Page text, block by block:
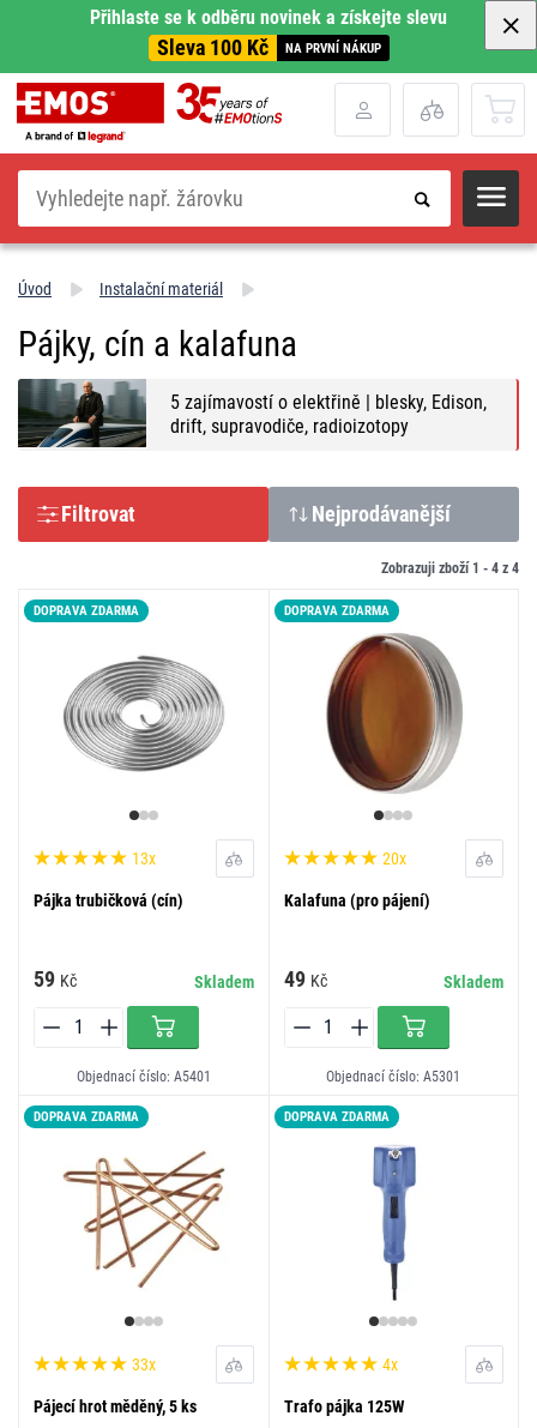
Přihlaste se k odběru novinek a získejte slevu
Sleva 100 Kč NA PRVNÍ NÁKUP
Hledat
Úvod Instalační materiál
Pájky, cín a kalafuna
5 zajímavostí o elektřině | blesky, Edison,
drift, supravodiče, radioizotopy
Filtrovat Nejprodávanější
Zobrazuji zboží 1 - 4 z 4
DOPRAVA ZDARMA
13x
Pájka trubičková (cín)
59 Kč Skladem
Objednací číslo: A5401
DOPRAVA ZDARMA
20x
Kalafuna (pro pájení)
49 Kč Skladem
Objednací číslo: A5301
DOPRAVA ZDARMA
33x
Pájecí hrot měděný, 5 ks
DOPRAVA ZDARMA
4x
Trafo pájka 125W